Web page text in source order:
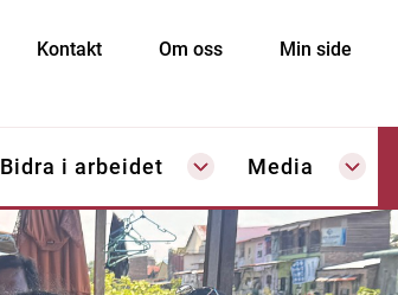
Kontakt Om oss Min side
Bidra i arbeidet Media